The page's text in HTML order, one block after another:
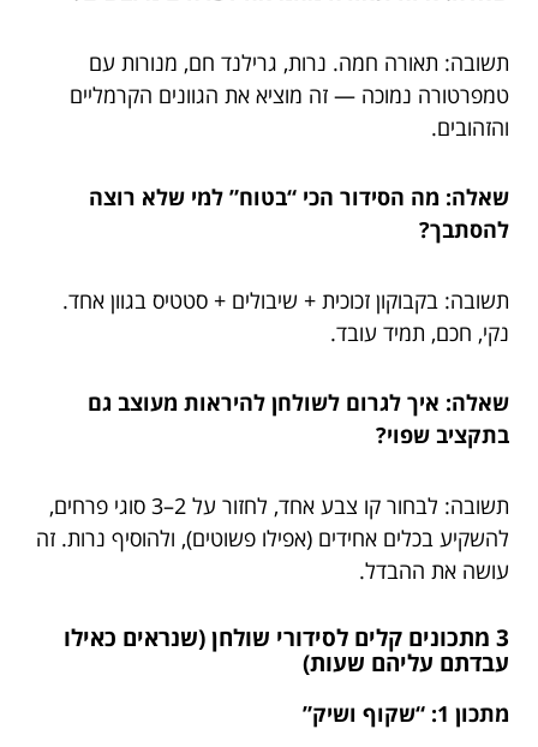
תשובה: תאורה חמה. נרות, גרילנד חם, מנורות עם
טמפרטורה נמוכה — זה מוציא את הגוונים הקרמליים
והזהובים.
שאלה: מה הסידור הכי “בטוח” למי שלא רוצה
להסתבך?
תשובה: בקבוקון זכוכית + שיבולים + סטטיס בגוון אחד.
נקי, חכם, תמיד עובד.
שאלה: איך לגרום לשולחן להיראות מעוצב גם
בתקציב שפוי?
תשובה: לבחור קו צבע אחד, לחזור על 2–3 סוגי פרחים,
להשקיע בכלים אחידים (אפילו פשוטים), ולהוסיף נרות. זה
עושה את ההבדל.
3 מתכונים קלים לסידורי שולחן (שנראים כאילו
עבדתם עליהם שעות)
מתכון 1: “שקוף ושיק”